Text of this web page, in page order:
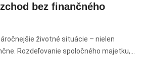
bez finančného
životné situácie – nielen
Rozdeľovanie spoločného majetku,